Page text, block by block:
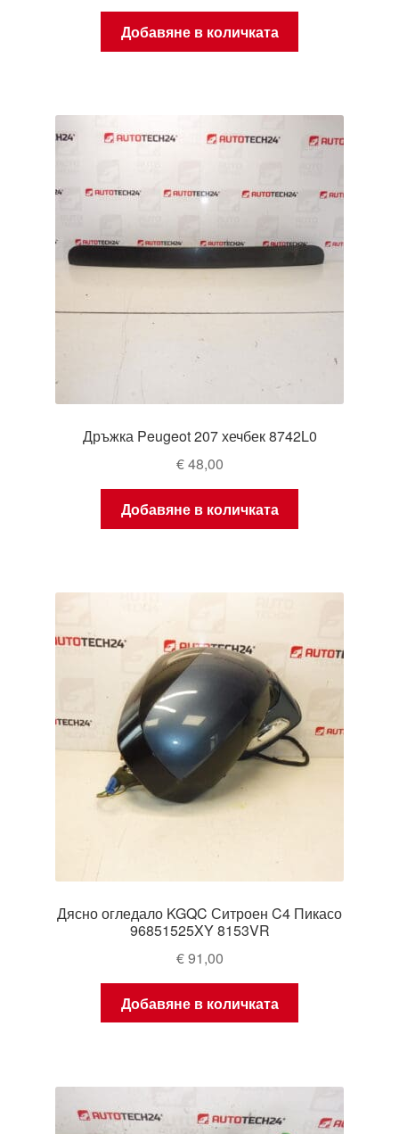
Добавяне в количката
Дръжка Peugeot 207 хечбек 8742L0
€48,00
Добавяне в количката
Дясно огледало KGQC Ситроен C4 Пикасо
96851525XY 8153VR
€91,00
Добавяне в количката